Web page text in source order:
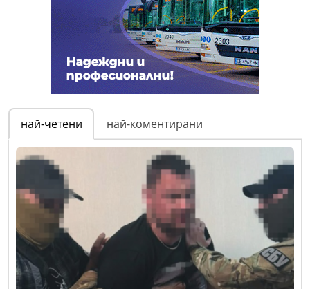
най-четени най-коментирани